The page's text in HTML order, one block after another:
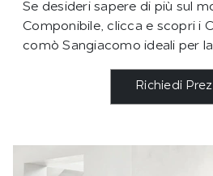
Se desideri sapere di più sul
Componibile, clicca e scopri i
comò Sangiacomo ideali per
Richiedi